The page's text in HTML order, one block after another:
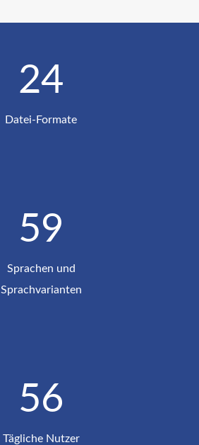
24
Datei-Formate
60
Sprachen und
Sprachvarianten
57
Tägliche Nutzer